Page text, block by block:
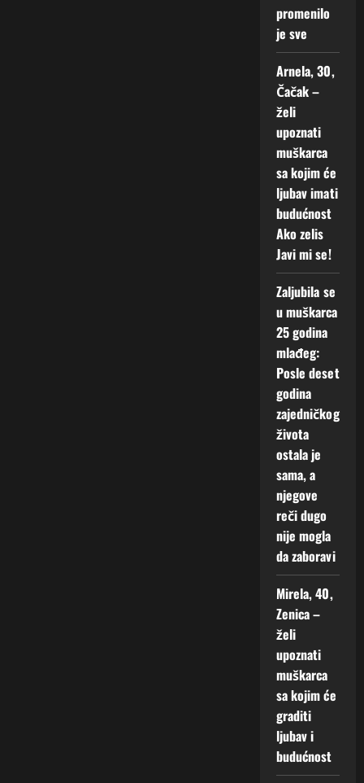
e
2
0
promenilo
je sve
Arnela, 30,
Čačak –
želi
upoznati
muškarca
sa kojim će
ljubav imati
budućnost
Ako zelis
Javi mi se!
Zaljubila se
u muškarca
25 godina
mlađeg:
Posle deset
godina
zajedničkog
života
ostala je
sama, a
njegove
reči dugo
nije mogla
da zaboravi
Mirela, 40,
Zenica –
želi
upoznati
muškarca
sa kojim će
graditi
ljubav i
budućnost